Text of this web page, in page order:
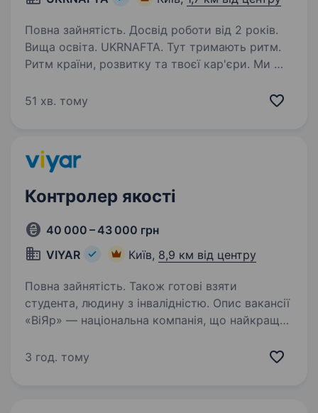
Повна зайнятість. Досвід роботи від 2 років.
Вища освіта. UKRNAFTA. Тут тримають ритм.
Ритм країни, розвитку та твоєї кар'єри. Ми —
Сьогодні це 2 000+ свердловин, майже 700
51 хв. тому
Контролер якості
40 000 – 43 000 грн
VIYAR
Київ, 8,9 км від центру
Повна зайнятість. Також готові взяти
студента, людину з інвалідністю. Опис вакансії
«ВіЯр» — національна компанія, що найкраще
меблевих комплектуючих, адже цій справі
3 год. тому